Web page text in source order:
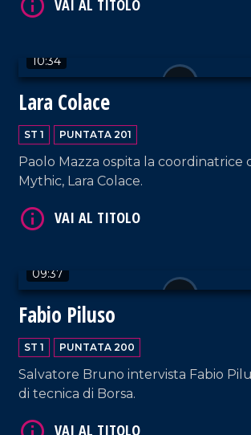
10:34
Lara Colace
ST 1 PUNTATA 201
Paolo Mazza ospita la
Mythic, Lara Colace.
09:37
Fabio Piluso
ST 1 PUNTATA 200
Salvatore Bruno intervista Fabio
di tecnica di Borsa.
VAI AL TITOLO
VAI AL TITOLO